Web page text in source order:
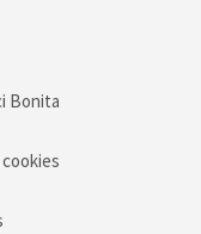
Bonita